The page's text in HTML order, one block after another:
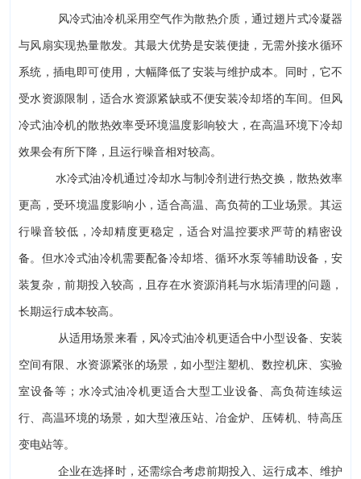
风冷式油冷机采用空气作为散热介质，通过翅片式冷凝器
与风扇实现热量散发。其最大优势是安装便捷，无需外接水循环
系统，插电即可使用，大幅降低了安装与维护成本。同时，它不
受水资源限制，适合水资源紧缺或不便安装冷却塔的车间。但风
冷式油冷机的散热效率受环境温度影响较大，在高温环境下冷却
效果会有所下降，且运行噪音相对较高。
水冷式油冷机通过冷却水与制冷剂进行热交换，散热效率
更高，受环境温度影响小，适合高温、高负荷的工业场景。其运
行噪音较低，冷却精度更稳定，适合对温控要求严苛的精密设
备。但水冷式油冷机需要配备冷却塔、循环水泵等辅助设备，安
装复杂，前期投入较高，且存在水资源消耗与水垢清理的问题，
长期运行成本较高。
从适用场景来看，风冷式油冷机更适合中小型设备、安装
空间有限、水资源紧张的场景，如小型注塑机、数控机床、实验
室设备等；水冷式油冷机更适合大型工业设备、高负荷连续运
行、高温环境的场景，如大型液压站、冶金炉、压铸机、特高压
变电站等。
企业在选择时，还需综合考虑前期投入、运行成本、维护